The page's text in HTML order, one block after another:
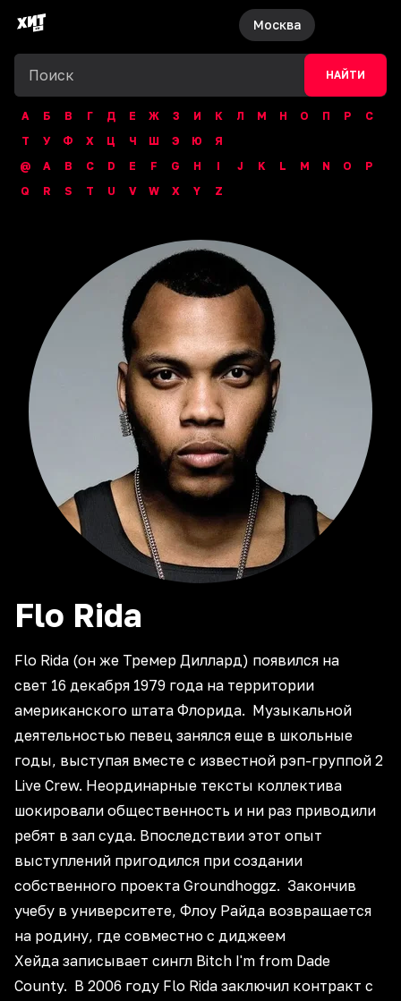
Москва
НАЙТИ
А Б В Г Д Е Ж З И К Л М Н О П Р
С
Т
У Ф Х Ц Ч Ш Э Ю
Я
@
A B C D E F G H I J K L M N O
P
Q
R S T U V W X Y Z
Flo Rida
Flo Rida (он же Тремер Диллард) появился на
свет 16 декабря 1979 года на территории
американского штата Флорида. Музыкальной
деятельностью певец занялся еще в школьные
годы, выступая вместе с известной рэп-группой 2
Live Crew. Неординарные тексты коллектива
шокировали общественность и ни раз приводили
ребят в зал суда. Впоследствии этот опыт
выступлений пригодился при создании
собственного проекта Groundhoggz. Закончив
учебу в университете, Флоу Райда возвращается
на родину, где совместно с диджеем
Хейда записывает сингл Bitch I'm from Dade
County. В 2006 году Flo Rida заключил контракт с